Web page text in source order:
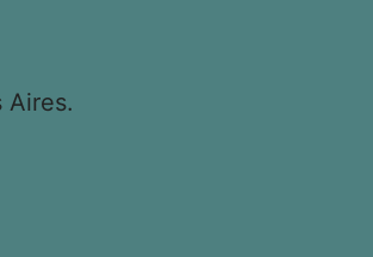
Aires.